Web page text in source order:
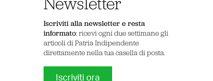
Iscriviti alla newsletter e resta
informato: ricevi ogni due settimane gli
articoli di Patria Indipendente
direttamente nella tua casella di posta.
Iscriviti ora